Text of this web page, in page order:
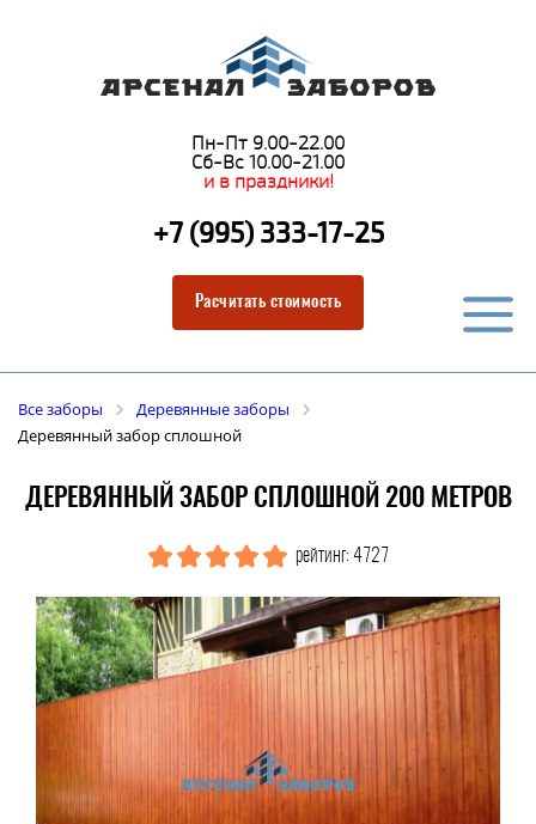
Пн-Пт 9.00-22.00
Сб-Вс 10.00-21.00
и в праздники!
+7 (995) 333-17-25
Расчитать стоимость
Все заборы
Деревянные заборы
Деревянный забор сплошной
ДЕРЕВЯННЫЙ ЗАБОР СПЛОШНОЙ 200 МЕТРОВ
рейтинг: 4727